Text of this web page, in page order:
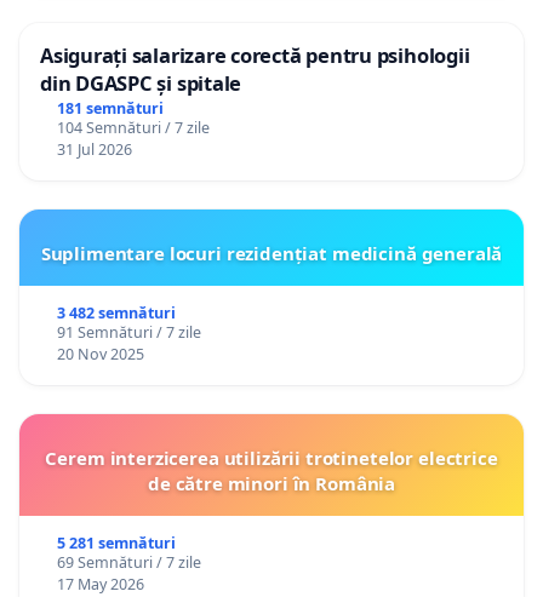
Asigurați salarizare corectă pentru psihologii
din DGASPC și spitale
181 semnături
104 Semnături / 7 zile
31 Jul 2026
Suplimentare locuri rezidențiat medicină generală
3 482 semnături
91 Semnături / 7 zile
20 Nov 2025
Cerem interzicerea utilizării trotinetelor electrice
de către minori în România
5 281 semnături
69 Semnături / 7 zile
17 May 2026